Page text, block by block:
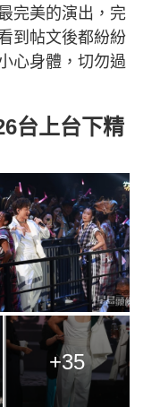
完美的演出，完
到帖文後都紛紛
心身體，切勿過
台上台下精
+35